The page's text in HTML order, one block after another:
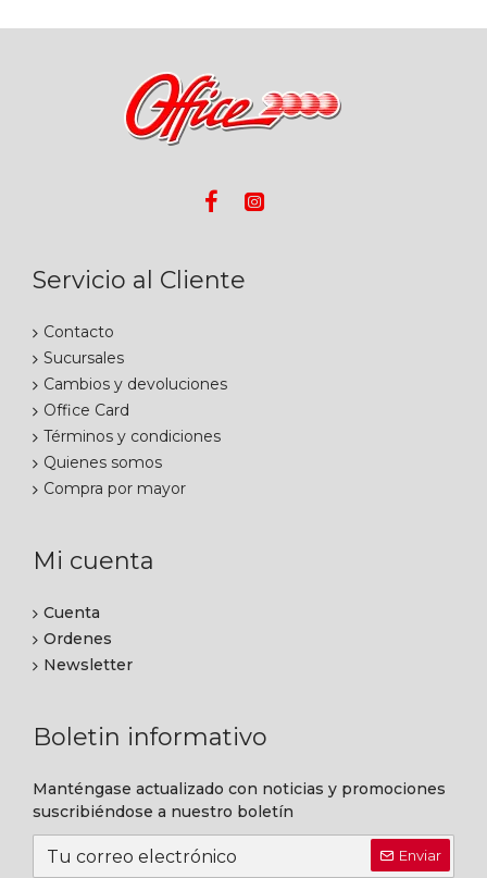
Servicio al Cliente
Contacto
Sucursales
Cambios y devoluciones
Office Card
Términos y condiciones
Quienes somos
Compra por mayor
Mi cuenta
Cuenta
Ordenes
Newsletter
Boletin informativo
Manténgase actualizado con noticias y promociones
suscribiéndose a nuestro boletín
Enviar